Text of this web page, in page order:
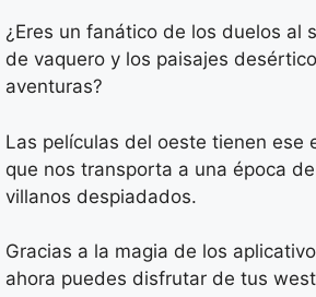
¿Eres un fanático de los duelos al
de vaquero y los paisajes
aventuras?
Las películas del oeste tienen ese
que nos transporta a una época
villanos despiadados.
Gracias a la magia de los
ahora puedes disfrutar de tus